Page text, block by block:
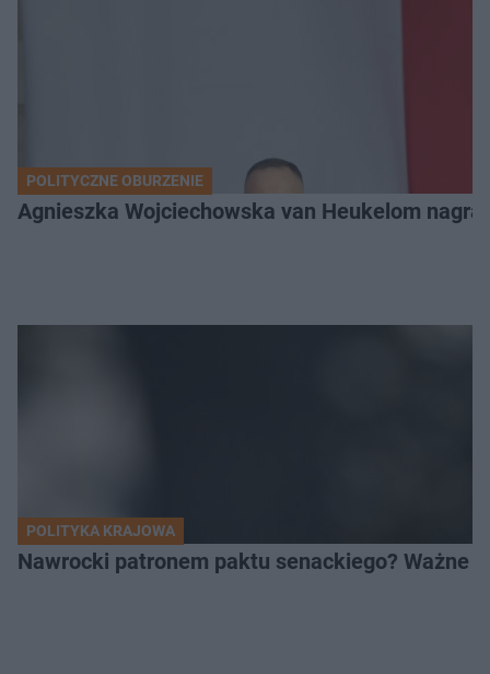
POLITYCZNE OBURZENIE
Agnieszka Wojciechowska van Heukelom
POLITYKA KRAJOWA
Nawrocki patronem paktu senackiego? Ważne